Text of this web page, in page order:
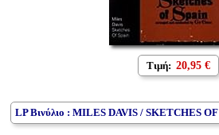
Τιμή: 20,95 €
LP Βινύλιο : MILES DAVIS / SKETCHES